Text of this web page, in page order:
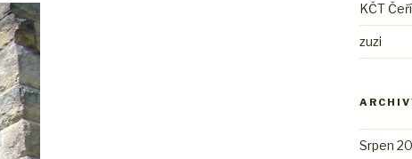
KČT
zuzi
Srpen